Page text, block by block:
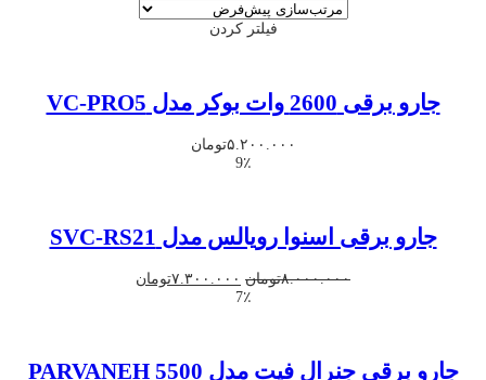
فیلتر کردن
جارو برقی 2600 وات بوکر مدل VC-PRO5
۵.۲۰۰.۰۰۰تومان
9٪
جارو برقی اسنوا رویالس مدل SVC-RS21
۸.۰۰۰.۰۰۰تومان قیمت
اصلی
۷.۳۰۰.۰۰۰تومان
7٪
جارو برقی جنرال فیت مدل PARVANEH 5500